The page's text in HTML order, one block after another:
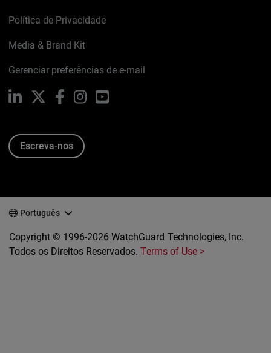
Política de Privacidade
Media & Brand Kit
Gerenciar preferências de e-mail
LinkedIn FacebookInstagramYouTube
Escreva-nos
Português
Copyright © 1996-2026 WatchGuard Technologies, Inc.
Todos os Direitos Reservados.Terms of Use >